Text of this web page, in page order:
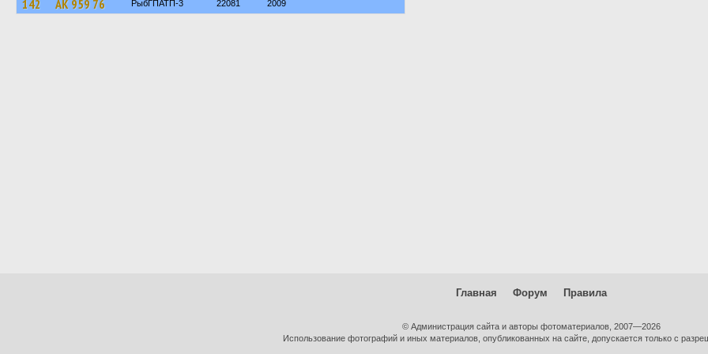
142 АК 959 76 РыбГПАТП-3 22081 2009
Главная Форум Правила
© Администрация сайта и авторы фотоматериалов, 2007—2026
Использование фотографий и иных материалов, опубликованных на сайте, допускается только с